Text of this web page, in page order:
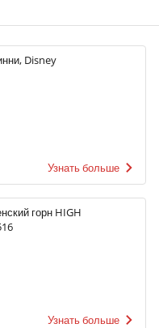
Disney
Узнать больше
горн HIGH
Узнать больше